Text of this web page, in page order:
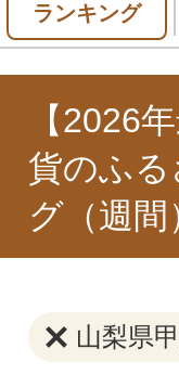
ランキング
【2026
貨のふ
グ（週間
山梨県